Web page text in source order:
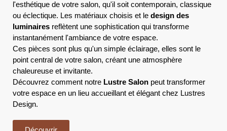
l'esthétique de votre salon, qu'il soit contemporain, classique
ou éclectique. Les matériaux choisis et le design des
luminaires reflètent une sophistication qui transforme
instantanément l'ambiance de votre espace.
Ces pièces sont plus qu'un simple éclairage, elles sont le
point central de votre salon, créant une atmosphère
chaleureuse et invitante.
Découvrez comment notre Lustre Salon peut transformer
votre espace en un lieu accueillant et élégant chez Lustres
Design.